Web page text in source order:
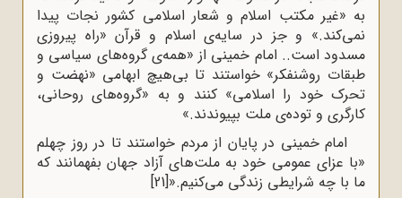
به‌ «غیر مکتب‌ اسلام‌ و شعار اسلامی‌ کشور نجات‌ پیدا
نمی‌کند.» و جز در سایه‌ی‌ اسلام‌ و قرآن‌ «راه‌ پیروزی‌
مسدود است.‌. امام‌ خمینی‌ از «همه‌ی‌ گروه‌های‌ سیاسی‌ و
طبقات‌ روشنفکر» خواستند تا بی‌هیچ‌ ابهامی‌ «نهضت‌ و
تحرک‌ خود را اسلامی‌» کنند و به‌ «گروه‌های‌ روحانی‌،
کارگری‌ و توده‌ی‌ ملت‌ بپیوندند.»
امام‌ خمینی‌ در پایان‌ از مردم‌ خواستند تا در روز چهلم‌
«با عزای‌ عمومی‌ خود به‌ ملت‌های‌ آزاد جهان‌ بفهمانند که‌
ما با چه‌ شرایطی‌ زندگی‌ می‌کنیم.‌«[21]